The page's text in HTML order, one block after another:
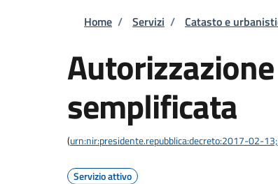
Briciole di pane
Home / Servizi / Catasto e
semplificata
(urn:nir:presidente.repubblica:decreto:2017-02-
Servizio attivo